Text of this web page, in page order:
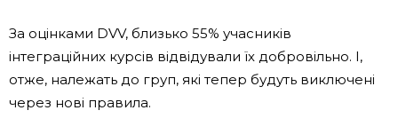
За оцінками DVV, близько 55% учасників
інтеграційних курсів відвідували їх добровільно. І,
отже, належать до груп, які тепер будуть виключені
через нові правила.